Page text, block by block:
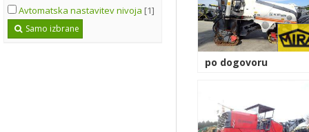
Avtomatska nastavitev nivoja [1]
Samo izbrane
po dogovoru